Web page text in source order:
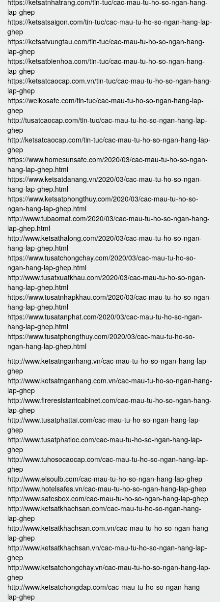
https://ketsatnhatrang.com/tin-tuc/cac-mau-tu-ho-so-ngan-hang-
lap-ghep
https://ketsatsaigon.com/tin-tuc/cac-mau-tu-ho-so-ngan-hang-lap-
ghep
https://ketsatvungtau.com/tin-tuc/cac-mau-tu-ho-so-ngan-hang-
lap-ghep
https://ketsatbienhoa.com/tin-tuc/cac-mau-tu-ho-so-ngan-hang-
lap-ghep
https://ketsatcaocap.com.vn/tin-tuc/cac-mau-tu-ho-so-ngan-hang-
lap-ghep
https://welkosafe.com/tin-tuc/cac-mau-tu-ho-so-ngan-hang-lap-
ghep
http://tusatcaocap.com/tin-tuc/cac-mau-tu-ho-so-ngan-hang-lap-
ghep
http://ketsatcaocap.com/tin-tuc/cac-mau-tu-ho-so-ngan-hang-lap-
ghep
https://www.homesunsafe.com/2020/03/cac-mau-tu-ho-so-ngan-
hang-lap-ghep.html
https://www.ketsatdanang.vn/2020/03/cac-mau-tu-ho-so-ngan-
hang-lap-ghep.html
https://www.ketsatphongthuy.com/2020/03/cac-mau-tu-ho-so-
ngan-hang-lap-ghep.html
http://www.tubaomat.com/2020/03/cac-mau-tu-ho-so-ngan-hang-
lap-ghep.html
http://www.ketsathalong.com/2020/03/cac-mau-tu-ho-so-ngan-
hang-lap-ghep.html
https://www.tusatchongchay.com/2020/03/cac-mau-tu-ho-so-
ngan-hang-lap-ghep.html
http://www.tusatxuatkhau.com/2020/03/cac-mau-tu-ho-so-ngan-
hang-lap-ghep.html
https://www.tusatnhapkhau.com/2020/03/cac-mau-tu-ho-so-ngan-
hang-lap-ghep.html
https://www.tusatanphat.com/2020/03/cac-mau-tu-ho-so-ngan-
hang-lap-ghep.html
https://www.tusatphongthuy.com/2020/03/cac-mau-tu-ho-so-
ngan-hang-lap-ghep.html
http://www.ketsatnganhang.vn/cac-mau-tu-ho-so-ngan-hang-lap-
ghep
http://www.ketsatnganhang.com.vn/cac-mau-tu-ho-so-ngan-hang-
lap-ghep
http://www.fireresistantcabinet.com/cac-mau-tu-ho-so-ngan-hang-
lap-ghep
http://www.tusatphattai.com/cac-mau-tu-ho-so-ngan-hang-lap-
ghep
http://www.tusatphatloc.com/cac-mau-tu-ho-so-ngan-hang-lap-
ghep
http://www.tuhosocaocap.com/cac-mau-tu-ho-so-ngan-hang-lap-
ghep
http://www.elsoulb.com/cac-mau-tu-ho-so-ngan-hang-lap-ghep
http://www.hotelsafes.vn/cac-mau-tu-ho-so-ngan-hang-lap-ghep
http://www.safesbox.com/cac-mau-tu-ho-so-ngan-hang-lap-ghep
http://www.ketsatkhachsan.com/cac-mau-tu-ho-so-ngan-hang-
lap-ghep
http://www.ketsatkhachsan.com.vn/cac-mau-tu-ho-so-ngan-hang-
lap-ghep
http://www.ketsatkhachsan.vn/cac-mau-tu-ho-so-ngan-hang-lap-
ghep
http://www.ketsatchongchay.vn/cac-mau-tu-ho-so-ngan-hang-lap-
ghep
http://www.ketsatchongdap.com/cac-mau-tu-ho-so-ngan-hang-
lap-ghep